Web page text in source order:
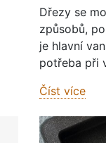
Dřezy se
způsobů,
je hlavní
potřeba při
Číst více